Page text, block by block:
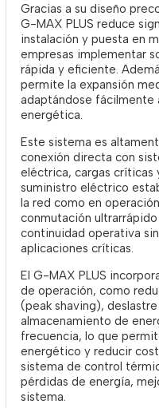
Gracias a su diseño
G-MAX PLUS reduce
instalación y puesta en
empresas implementar
rápida y eficiente.
permite la expansión
adaptándose fácilmente
energética.
Este sistema es
conexión directa con
eléctrica, cargas críticas
suministro eléctrico
la red como en
conmutación ultrarrápido
continuidad operativa
aplicaciones críticas.
El G-MAX PLUS
de operación, como
(peak shaving),
almacenamiento de
frecuencia, lo que
energético y reducir
sistema de control
pérdidas de energía,
sistema.